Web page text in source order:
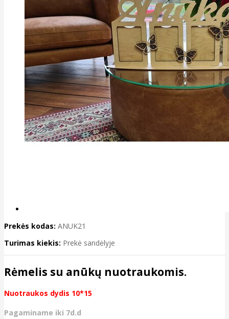
Prekės kodas: ANUK21
Turimas kiekis: Prekė sandėlyje
Rėmelis su anūkų nuotraukomis.
Nuotraukos dydis 10*15
Pagaminame iki 7d.d